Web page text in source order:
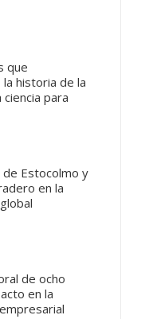
que
historia de la
ciencia para
de Estocolmo y
en la
de ocho
en la